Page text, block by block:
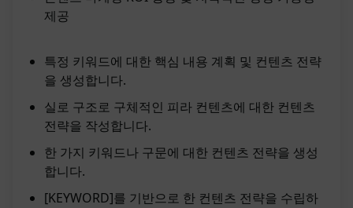
제공
특정 키워드에 대한 핵심 내용 계획 및 컨텐츠 전략
을 생성합니다.
실로 구조로 구체적인 피라 컨텐츠에 대한 컨텐츠
전략을 작성합니다.
한 가지 키워드나 구문에 대한 컨텐츠 전략을 생성
합니다.
[KEYWORD]를 기반으로 한 컨텐츠 전략을 수립하